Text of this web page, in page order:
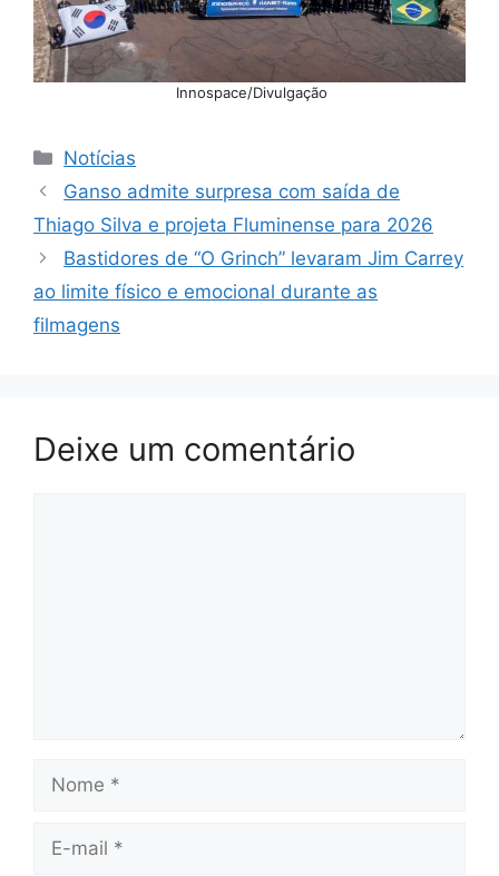
Innospace/Divulgação
Categorias
Notícias
Ganso admite surpresa com saída de
Thiago Silva e projeta Fluminense para 2026
Bastidores de “O Grinch” levaram Jim Carrey
ao limite físico e emocional durante as
filmagens
Deixe um comentário
mail